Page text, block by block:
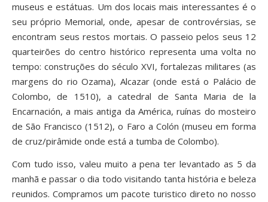
museus e estátuas. Um dos locais mais interessantes é o
seu próprio Memorial, onde, apesar de controvérsias, se
encontram seus restos mortais. O passeio pelos seus 12
quarteirões do centro histórico representa uma volta no
tempo: construções do século XVI, fortalezas militares (as
margens do rio Ozama), Alcazar (onde está o Palácio de
Colombo, de 1510), a catedral de Santa Maria de la
Encarnación, a mais antiga da América, ruínas do mosteiro
de São Francisco (1512), o Faro a Colón (museu em forma
de cruz/pirâmide onde está a tumba de Colombo).
Com tudo isso, valeu muito a pena ter levantado as 5 da
manhã e passar o dia todo visitando tanta história e beleza
reunidos. Compramos um pacote turistico direto no nosso